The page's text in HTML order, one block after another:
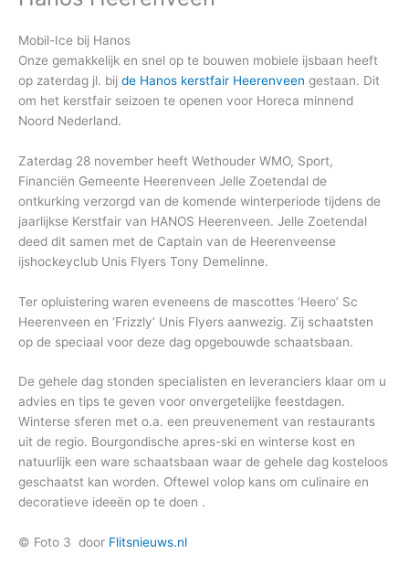
Mobil-Ice bij Hanos
Onze gemakkelijk en snel op te bouwen mobiele ijsbaan heeft
op zaterdag jl. bij de Hanos kerstfair Heerenveen gestaan. Dit
om het kerstfair seizoen te openen voor Horeca minnend
Noord Nederland.
Zaterdag 28 november heeft Wethouder WMO, Sport,
Financiën Gemeente Heerenveen Jelle Zoetendal de
ontkurking verzorgd van de komende winterperiode tijdens de
jaarlijkse Kerstfair van HANOS Heerenveen. Jelle Zoetendal
deed dit samen met de Captain van de Heerenveense
ijshockeyclub Unis Flyers Tony Demelinne.
Ter opluistering waren eveneens de mascottes ‘Heero’ Sc
Heerenveen en ‘Frizzly’ Unis Flyers aanwezig. Zij schaatsten
op de speciaal voor deze dag opgebouwde schaatsbaan.
De gehele dag stonden specialisten en leveranciers klaar om u
advies en tips te geven voor onvergetelijke feestdagen.
Winterse sferen met o.a. een preuvenement van restaurants
uit de regio. Bourgondische apres-ski en winterse kost en
natuurlijk een ware schaatsbaan waar de gehele dag kosteloos
geschaatst kan worden. Oftewel volop kans om culinaire en
decoratieve ideeën op te doen .
© Foto 3 door Flitsnieuws.nl